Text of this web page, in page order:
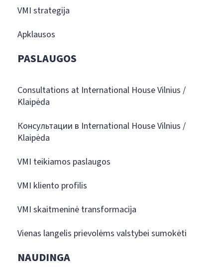
VMI strategija
Apklausos
PASLAUGOS
Consultations at International House Vilnius /
Klaipėda
Консультации в International House Vilnius /
Klaipėda
VMI teikiamos paslaugos
VMI kliento profilis
VMI skaitmeninė transformacija
Vienas langelis prievolėms valstybei sumokėti
NAUDINGA